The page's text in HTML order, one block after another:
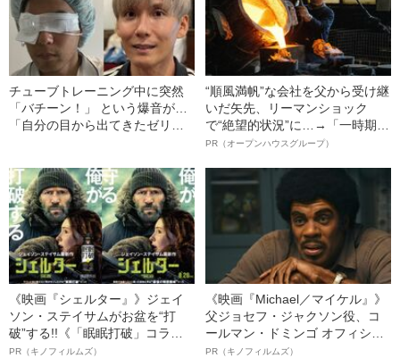
チューブトレーニング中に突然
「バチーン！」 という爆音が…
「自分の目から出てきたゼリー
レーした“サッカー選手”が視覚障
害を負った“恐怖の瞬間”を明かす
“順風満帆”な会社を父から受け継
いだ矢先、リーマンショック
で“絶望的状況”に…→「一時期は
納品3年待ち」のヒット商品を生
明かす、“逆転の戦術”
PR（オープンハウスグループ）
《映画『シェルター』》ジェイ
ソン・ステイサムがお盆を“打
破”する!!《「眠眠打破」コラ
ボ》
PR（キノフィルムズ）
《映画『Michael／マイケル』》
父ジョセフ・ジャクソン役、コ
ールマン・ドミンゴ オフィシャ
ルインタビュー“観客を魅了した
PR（キノフィルムズ）